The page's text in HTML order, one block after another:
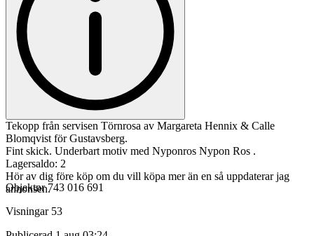
Tekopp från servisen Törnrosa av Margareta Hennix & Calle
Blomqvist för Gustavsberg.
Fint skick. Underbart motiv med Nyponros Nypon Ros .
Lagersaldo: 2
Hör av dig före köp om du vill köpa mer än en så uppdaterar jag
annonsen.
Objektnr 743 016 691
Visningar 53